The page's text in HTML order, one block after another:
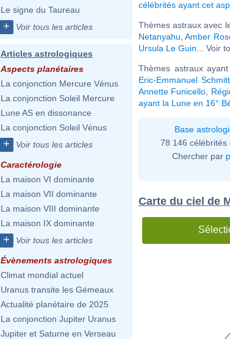
Le signe du Taureau
+ Voir tous les articles
Articles astrologiques
Aspects planétaires
La conjonction Mercure Vénus
La conjonction Soleil Mercure
Lune AS en dissonance
La conjonction Soleil Vénus
+ Voir tous les articles
Caractérologie
La maison VI dominante
La maison VII dominante
La maison VIII dominante
La maison IX dominante
+ Voir tous les articles
Évènements astrologiques
Climat mondial actuel
Uranus transite les Gémeaux
Actualité planétaire de 2025
La conjonction Jupiter Uranus
Jupiter et Saturne en Verseau
célébrités ayant cet
Thèmes astraux avec
Netanyahu ,Amber
Ursula Le Guin ... Voir
Thèmes astraux
Eric-Emmanuel Schmitt
Annette Funicello
ayant la Lune en 16°
Base
78 146 célébrités
Chercher par
Carte du ciel de